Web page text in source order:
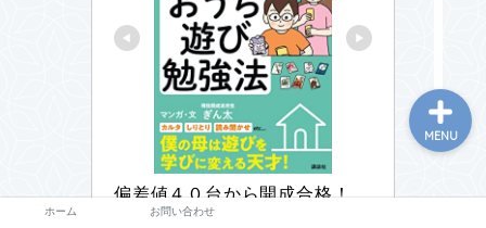
偏差値４０台から開成合格！
ホーム お問い合わせ
MENU
お問い合わせ